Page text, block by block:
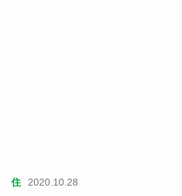
住
2020.10.28